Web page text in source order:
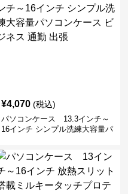
¥4,070 (税込)
パソコンケース 13.3インチ～
16インチ シンプル洗練大容量パ
張